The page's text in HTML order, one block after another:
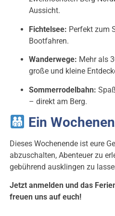
Aussicht.
Fichtelsee: Perfekt zum
Bootfahren.
Wanderwege: Mehr als
große und kleine
Sommerrodelbahn:
– direkt am Berg.
Ein
Dieses Wochenende ist eure
abzuschalten, Abenteuer zu
gebührend ausklingen zu
Jetzt anmelden und das
freuen uns auf euch!